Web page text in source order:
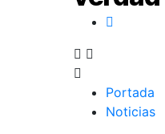
Portada
Noticias